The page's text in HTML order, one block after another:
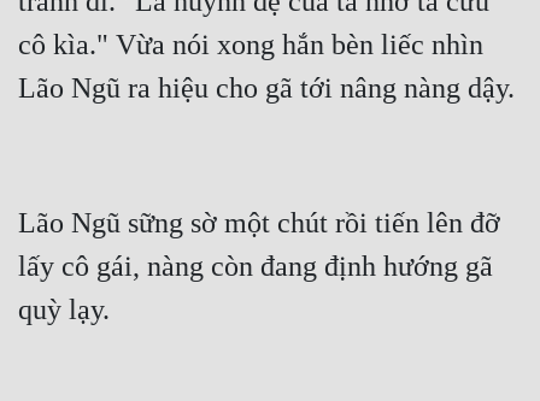
cô kìa." Vừa nói xong hắn bèn liếc nhìn
Lão Ngũ sững sờ một chút rồi tiến lên đỡ
lấy cô gái, nàng còn đang định hướng gã